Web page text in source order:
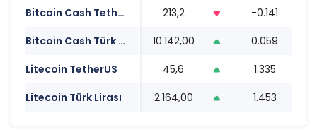
Bitcoin Cash TetherUS
213,2 -0.141
Bitcoin Cash Türk Lirası
10.142,00 0.059
Litecoin TetherUS
45,6 1.335
Litecoin Türk Lirası
2.164,00 1.453